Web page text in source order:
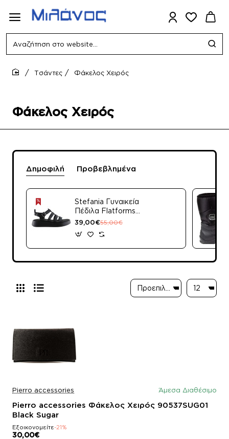
Αναζήτηση
website...
Φάκελος Χειρός
Τσάντες Φάκελος Χειρός
Δημοφιλή Προβεβλημένα
Stefania Γυναικεία
Πέδιλα Flatforms
Δέρμα 3843 Ταμπά
39,00€55,00€
Pierro accessories Άμεσα Διαθέσιμο
Pierro accessories Φάκελος Χειρός 90537SUG01
Black Sugar
Εξοικονομείτε-21%
30,00€